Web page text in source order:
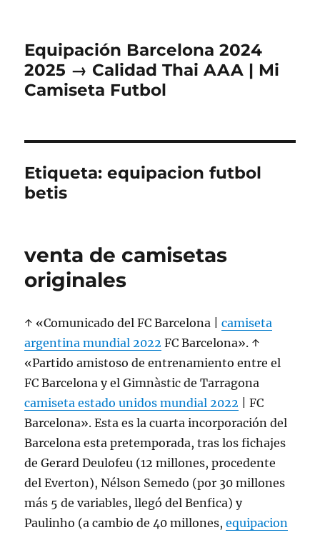
Equipación Barcelona 2024
2025 → Calidad Thai AAA | Mi
Camiseta Futbol
Etiqueta:equipacion futbol
betis
venta de camisetas
originales
↑ «Comunicado del FC Barcelona |camiseta
argentina mundial 2022 FC Barcelona». ↑
«Partido amistoso de entrenamiento entre el
FC Barcelona y el Gimnàstic de Tarragona
camiseta estado unidos mundial 2022 | FC
Barcelona». Esta es la cuarta incorporación del
Barcelona esta pretemporada, tras los fichajes
de Gerard Deulofeu (12 millones, procedente
del Everton), Nélson Semedo (por 30 millones
más 5 de variables, llegó del Benfica) y
Paulinho (a cambio de 40 millones,equipacion